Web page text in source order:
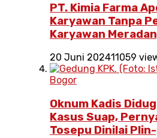
PT. Kimia Farma
Karyawan Tanpa
Karyawan
20 Juni 202411059
Bogor
Oknum Kadis
Kasus Suap,
Tosepu Dinilai